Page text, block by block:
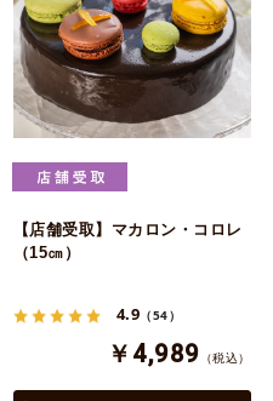
【店舗受取】マカロン・コロレ
（15㎝）
4.9 （54）
￥4,989 （税込）